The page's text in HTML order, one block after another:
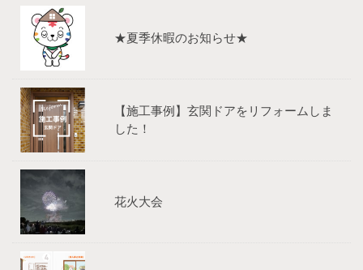
★夏季休暇のお知らせ★
【施工事例】玄関ドアをリフォームしま
した！
花火大会